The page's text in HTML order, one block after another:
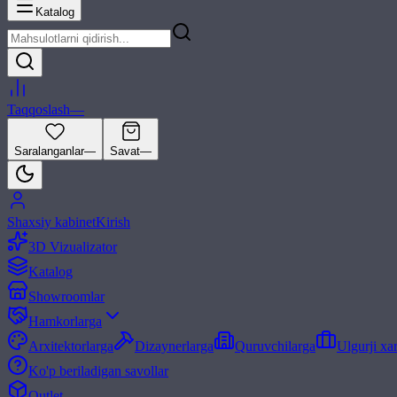
Katalog
Taqqoslash—
Saralanganlar— Savat—
Shaxsiy kabinetKirish
3D Vizualizator
Katalog
Showroomlar
Hamkorlarga
Arxitektorlarga
Dizaynerlarga Quruvchilarga
Ulgurji
Ko'p beriladigan savollar